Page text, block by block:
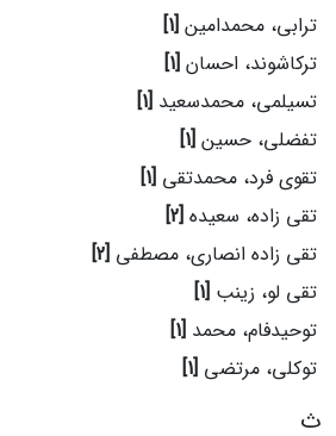
ترابی، محمدامین [1]
ترکاشوند، احسان [1]
تسیلمی، محمدسعید [1]
تفضلی، حسین [1]
تقوی فرد، محمدتقی [1]
تقی زاده، سعیده [2]
تقی زاده انصاری، مصطفی [2]
تقی لو، زینب [1]
توحیدفام، محمد [1]
توکلی، مرتضی [1]
ث